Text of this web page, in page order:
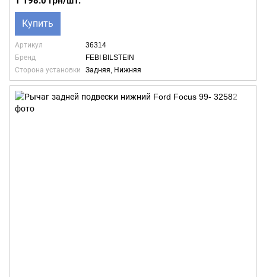
Купить
Артикул
36314
Бренд
FEBI BILSTEIN
Сторона установки
Задняя, Нижняя